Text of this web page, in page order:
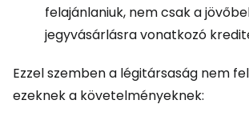
felajánlaniuk, nem csak a
jegyvásárlásra vonatkozó
Ezzel szemben a légitársaság nem
ezeknek a követelményeknek: